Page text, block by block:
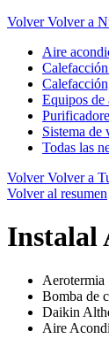
Volver Volver a
Aire
Equipos de
Sistema de
Todas las
Volver Volver a
Volver al resumen
Instalal
Aerotermia
Bomba de
Daikin
Aire